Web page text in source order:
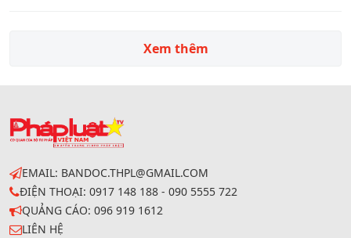
Xem thêm
EMAIL: BANDOC.THPL@GMAIL.COM
ĐIỆN THOẠI: 0917 148 188 - 090 5555 722
QUẢNG CÁO: 096 919 1612
LIÊN HỆ